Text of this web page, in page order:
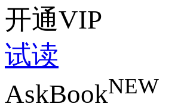
开通VIP
试读
AskBookNEW